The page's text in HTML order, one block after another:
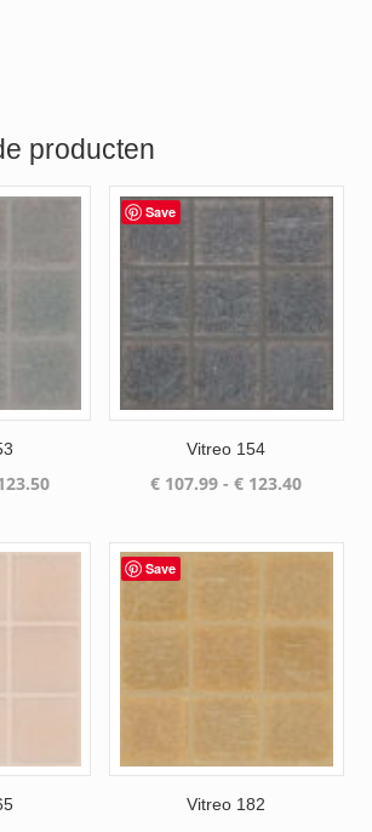
producten
Prijsklasse:
Save
Vitreo 154
€ 107.99 - € 123.40
Save
Vitreo 182